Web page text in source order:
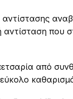
που
από